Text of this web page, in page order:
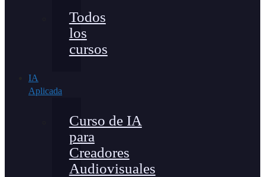
Todos
los
cursos
IA
Aplicada
Curso de IA
para
Creadores
Audiovisuales